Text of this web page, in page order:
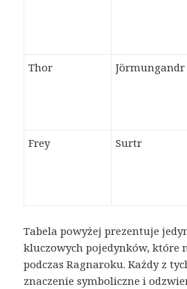
Thor
Jörmungandr
Frey
Surtr
Tabela powyżej prezentuje
kluczowych pojedynków, które
podczas Ragnaroku. Każdy z
znaczenie symboliczne i